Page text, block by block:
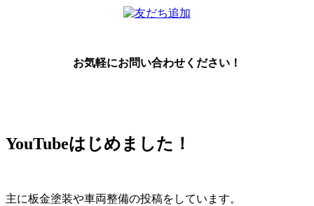
お気軽にお問い合わせください！
YouTubeはじめました！
主に板金塗装や車両整備の投稿をしています。